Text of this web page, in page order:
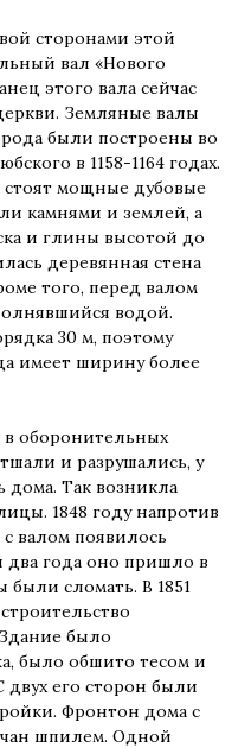
сторонами этой
вал «Нового
этого вала сейчас
Земляные валы
были построены во
в 1158-1164 годах.
стоят мощные дубовые
камнями и землей, а
и глины высотой до
деревянная стена
того, перед валом
водой.
30 м, поэтому
имеет ширину более
оборонительных
и разрушались, у
дома. Так возникла
1848 году напротив
валом появилось
два года оно пришло в
сломать. В 1851
было
было обшито тесом и
двух его сторон были
Фронтон дома с
шпилем. Одной